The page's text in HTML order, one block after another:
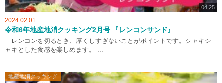
04:25
2024.02.01
令和6年地産地消クッキング2月号 『レンコンサンド』
レンコンを切るとき、厚くしすぎないことがポイントです。シャキシ
ャキとした食感を楽しめます。 ...
地産地消クッキング